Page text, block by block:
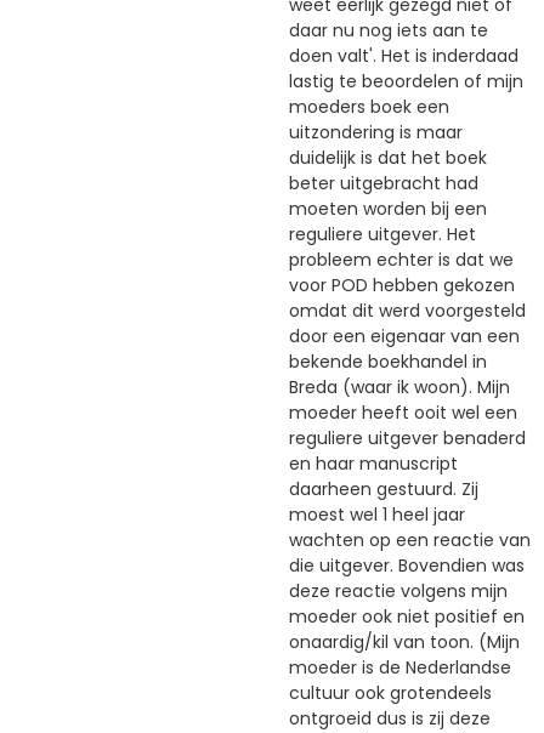
daar nu nog iets aan te
doen valt'. Het is inderdaad
lastig te beoordelen of mijn
moeders boek een
uitzondering is maar
duidelijk is dat het boek
beter uitgebracht had
moeten worden bij een
reguliere uitgever. Het
probleem echter is dat we
voor POD hebben gekozen
omdat dit werd voorgesteld
door een eigenaar van een
bekende boekhandel in
Breda (waar ik woon). Mijn
moeder heeft ooit wel een
reguliere uitgever benaderd
en haar manuscript
daarheen gestuurd. Zij
moest wel 1 heel jaar
wachten op een reactie van
die uitgever. Bovendien was
deze reactie volgens mijn
moeder ook niet positief en
onaardig/kil van toon. (Mijn
moeder is de Nederlandse
cultuur ook grotendeels
ontgroeid dus is zij deze